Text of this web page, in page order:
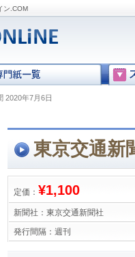
ン.COM
2020年7月6日
東京交通新
定価： ¥1,100
新聞社： 東京交通新聞社
発行間隔： 週刊